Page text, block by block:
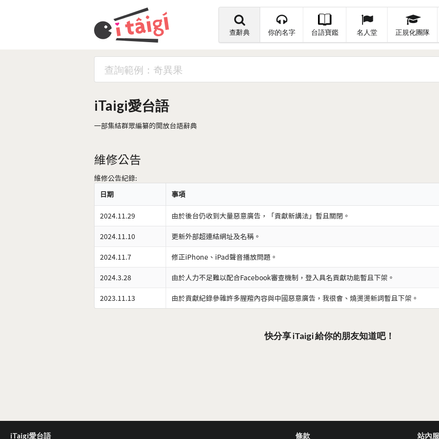
查辭典 你的名字 台語寶鑑 名人堂 正規化團隊
iTaigi愛台語
一部集結群眾編纂的開放台語辭典
維修公告
維修公告紀錄:
日期
事項
2024.11.29 由於後台仍收到大量惡意廣告，「貢獻新講法」暫且關閉。
2024.11.10 更新外部超連結網址及名稱。
2024.11.7 修正iPhone、iPad聲音播放問題。
2024.3.28 由於人力不足難以配合Facebook審查機制，登入具名貢獻功能暫且下架。
2023.11.13 由於貢獻紀錄參雜許多腥羶內容與中國惡意廣告，我很會、燒燙燙新詞暫且下架。
快分享 iTaigi 給你的朋友知道吧！
iTaigi愛台語 條款 站內